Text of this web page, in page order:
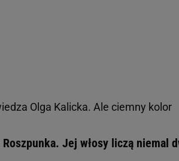
Olga Kalicka. Ale ciemny kolor
Jej włosy liczą niemal